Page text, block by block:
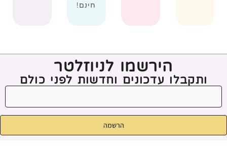
חינם!
הירשמו לניוזלטר
ותקבלו עדכונים וחדשות לפני כולם
הרשמה